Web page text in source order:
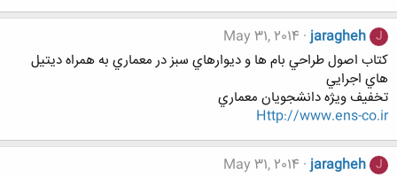
J
jaragheh
May 31, 2014
كتاب اصول طراحي بام ها و ديوارهاي سبز در معماري به همراه ديتيل
هاي اجرايي
تخفيف ويژه دانشجويان معماري
Http://www.ens-co.ir
J
jaragheh
May 31, 2014